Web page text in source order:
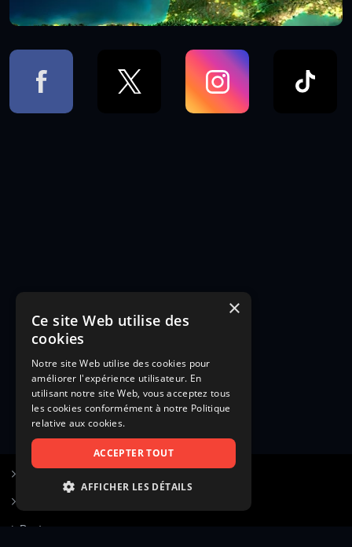
Poster une annonce
×
Ce site Web utilise des
cookies
Notre site Web utilise des cookies pour
améliorer l'expérience utilisateur. En
utilisant notre site Web, vous acceptez tous
les cookies conformément à notre Politique
relative aux cookies.
ACCEPTER TOUT
AFFICHER LES DÉTAILS